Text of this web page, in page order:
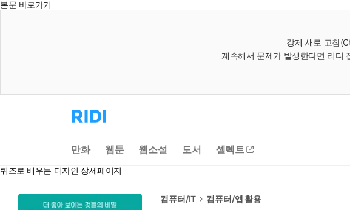
본문 바로가기
강제 새로 고침
계속해서 문제가 발생한다면 리디
리
디
으
로
동
만화 웹툰 웹소설 도서 셀렉트
퀴즈로 배우는 디자인 상세페이지
컴퓨터/IT 컴퓨터/앱 활용